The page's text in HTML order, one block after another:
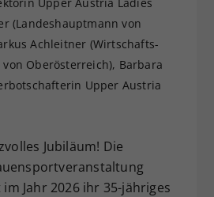
(Landeshauptmann von
Achleitner (Wirtschafts-
Oberösterreich), Barbara
Upper Austria
Jubiläum! Die
Jahr 2026 ihr 35-jähriges
Wert speichert Ihre Consent-
Unter anderem eine
generierte ID, für die
Speicherung Ihrer
Einstellungen, falls der